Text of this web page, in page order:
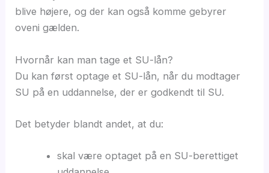
blive højere, og der kan også komme gebyrer
oveni gælden.
Hvornår kan man tage et SU-lån?
Du kan først optage et SU-lån, når du modtager
SU på en uddannelse, der er godkendt til SU.
Det betyder blandt andet, at du:
skal være optaget på en SU-berettiget